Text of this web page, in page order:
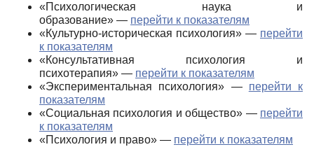
«Психологическая наука и
образование» — перейти к показателям
«Культурно-историческая психология» — перейти
к показателям
«Консультативная психология и
психотерапия» — перейти к показателям
«Экспериментальная психология» — перейти к
показателям
«Социальная психология и общество» — перейти
к показателям
«Психология и право» — перейти к показателям